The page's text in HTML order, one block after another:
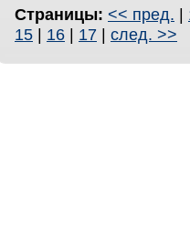
Страницы: << пред. |
15 | 16 | 17 | след. >>